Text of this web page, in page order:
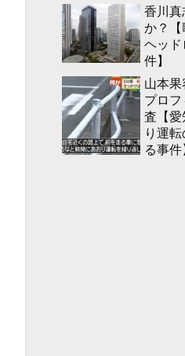
香川真
か？【
ヘッド
件】
山本
プロフ
査【愛
り運
る事件